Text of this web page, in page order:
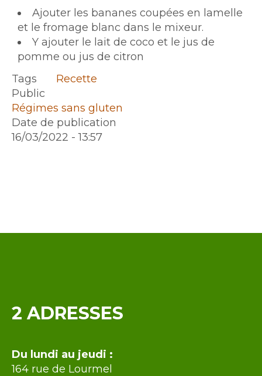
Ajouter les bananes coupées en lamelle
et le fromage blanc dans le mixeur.
Y ajouter le lait de coco et le jus de
pomme ou jus de citron
Tags
Recette
Public
Régimes sans gluten
Date de publication
16/03/2022 - 13:57
2 ADRESSES
Intro
Du lundi au jeudi :
164 rue de Lourmel